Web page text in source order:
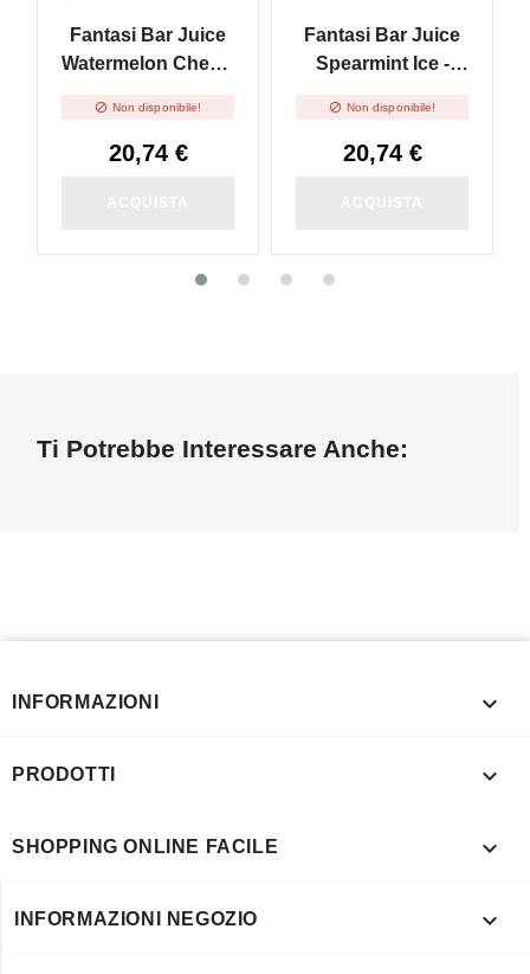
Fantasi Bar Juice
Watermelon Cherry
20ml
 Non disponibile!
20,74 €
Fantasi Bar Juice
Spearmint Ice -
 Non disponibile!
20,74 €
Ti Potrebbe Interessare Anche:
INFORMAZIONI 
PRODOTTI 
SHOPPING ONLINE FACILE 
INFORMAZIONI NEGOZIO 